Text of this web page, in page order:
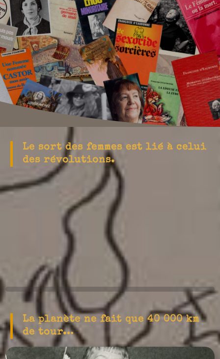
Le sort des femmes est lié à celui
des révolutions.
La planète ne fait que 40 000 km
de tour…